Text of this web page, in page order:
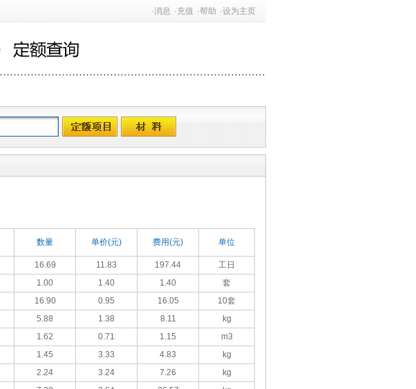
·消息 ·充值 ·帮助 ·设为主页
数量 单价(元) 费用(元) 单位
16.69 11.83 197.44 工日
1.00 1.40 1.40
套
16.90 0.95 16.05
10套
5.88 1.38 8.11
kg
1.62 0.71 1.15
m3
1.45 3.33 4.83
kg
2.24 3.24 7.26
kg